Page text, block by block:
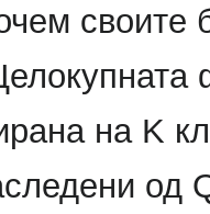
своите
на K
од